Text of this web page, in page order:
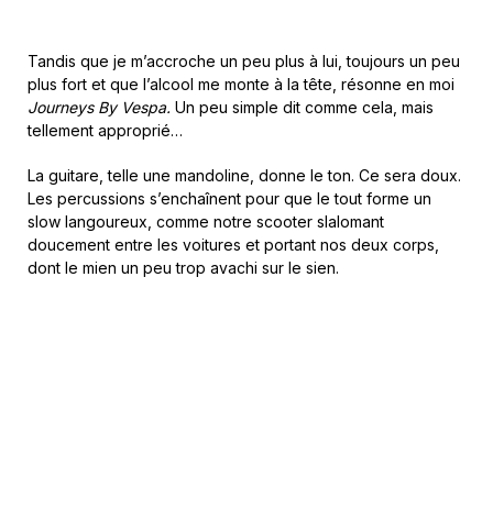
Tandis que je m’accroche un peu plus à lui, toujours un peu
plus fort et que l’alcool me monte à la tête, résonne en moi
Journeys By Vespa. Un peu simple dit comme cela, mais
tellement approprié…
La guitare, telle une mandoline, donne le ton. Ce sera doux.
Les percussions s’enchaînent pour que le tout forme un
slow langoureux, comme notre scooter slalomant
doucement entre les voitures et portant nos deux corps,
dont le mien un peu trop avachi sur le sien.